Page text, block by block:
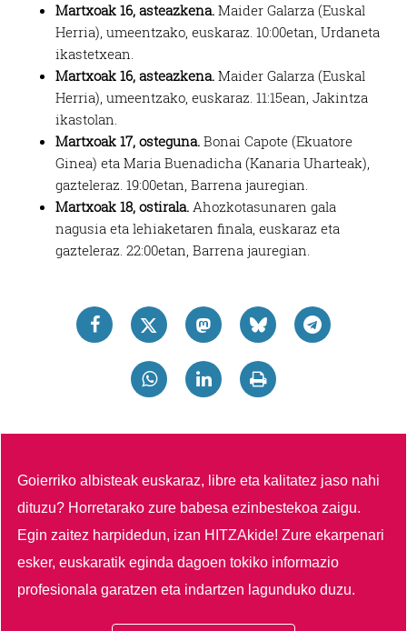
Martxoak 16, asteazkena.Maider Galarza (Euskal
Herria), umeentzako, euskaraz. 10:00etan, Urdaneta
ikastetxean.
Martxoak 16, asteazkena.Maider Galarza (Euskal
Herria), umeentzako, euskaraz. 11:15ean, Jakintza
ikastolan.
Martxoak 17, osteguna.Bonai Capote (Ekuatore
Ginea) eta Maria Buenadicha (Kanaria Uharteak),
gazteleraz. 19:00etan, Barrena jauregian.
Martxoak 18, ostirala.Ahozkotasunaren gala
nagusia eta lehiaketaren finala, euskaraz eta
gazteleraz. 22:00etan, Barrena jauregian.
Goierriko albisteak euskaraz, libre eta kalitatez jaso nahi
dituzu? Horretarako zure babesa ezinbestekoa zaigu.
Egin zaitez harpidedun, izan HITZAkide!Zure ekarpenari
esker, euskaratik eginda dagoen tokiko informazio
profesionala garatzen eta indartzen lagunduko duzu.